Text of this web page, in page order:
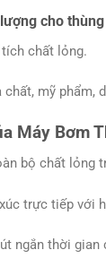
cho
chất lỏng.
chất, mỹ phẩm,
Máy Bơm
bộ chất lỏng
trực tiếp với
ngắn thời gian